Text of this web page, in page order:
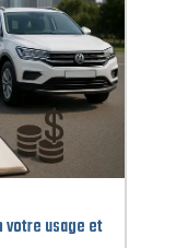
votre usage et